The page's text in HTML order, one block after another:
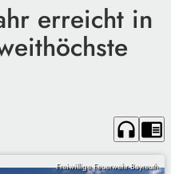
erreicht in
headphones chrome_reader_mode
Freiwillige Feuerwehr Bayreuth